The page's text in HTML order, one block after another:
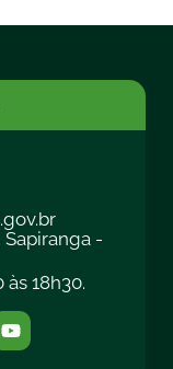
Sapiranga -
18h30.